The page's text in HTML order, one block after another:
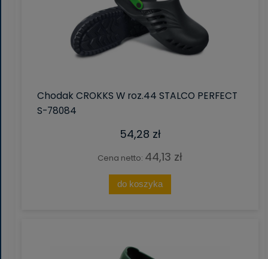
Chodak CROKKS W roz.44 STALCO PERFECT
S-78084
54,28 zł
Cena netto: 44,13 zł
do koszyka